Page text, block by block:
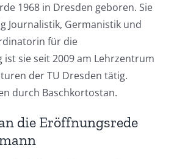
1968 in Dresden geboren. Sie
Journalistik, Germanistik und
für die
ist sie seit 2009 am Lehrzentrum
der TU Dresden tätig.
durch Baschkortostan.
die Eröffnungsrede